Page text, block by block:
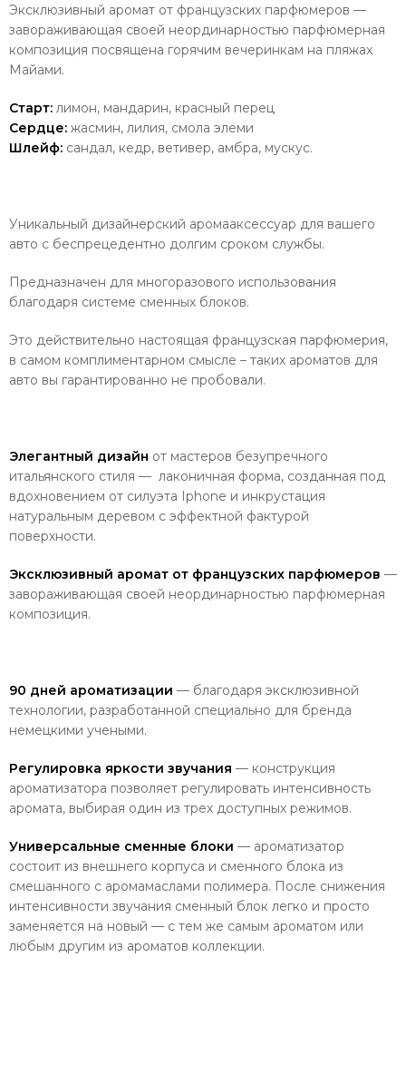
Эксклюзивный аромат от французских парфюмеров —
завораживающая своей неординарностью парфюмерная
композиция посвящена горячим вечеринкам на пляжах
Майами.
Старт: лимон, мандарин, красный перец
Сердце: жасмин, лилия, смола элеми
Шлейф: сандал, кедр, ветивер, амбра, мускус.
Уникальный дизайнерский аромааксессуар для вашего
авто с беспрецедентно долгим сроком службы.
Предназначен для многоразового использования
благодаря системе сменных блоков.
Это действительно настоящая французская парфюмерия,
в самом комплиментарном смысле – таких ароматов для
авто вы гарантированно не пробовали.
Элегантный дизайн от мастеров безупречного
итальянского стиля — лаконичная форма, созданная под
вдохновением от силуэта Iphone и инкрустация
натуральным деревом с эффектной фактурой
поверхности.
Эксклюзивный аромат от французских парфюмеров —
завораживающая своей неординарностью парфюмерная
композиция.
90 дней ароматизации — благодаря эксклюзивной
технологии, разработанной специально для бренда
немецкими учеными.
Регулировка яркости звучания — конструкция
ароматизатора позволяет регулировать интенсивность
аромата, выбирая один из трех доступных режимов.
Универсальные сменные блоки — ароматизатор
состоит из внешнего корпуса и сменного блока из
смешанного с аромамаслами полимера. После снижения
интенсивности звучания сменный блок легко и просто
заменяется на новый — с тем же самым ароматом или
любым другим из ароматов коллекции.